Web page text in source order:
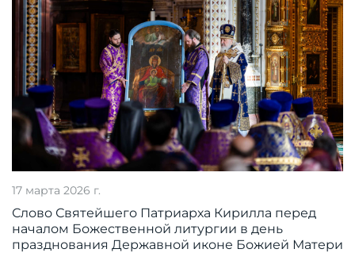
17 марта 2026 г.
Слово Святейшего Патриарха Кирилла перед
началом Божественной литургии в день
празднования Державной иконе Божией Матери